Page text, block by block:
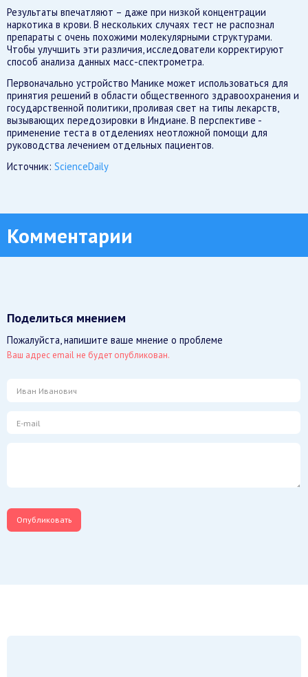
Результаты впечатляют – даже при низкой концентрации
наркотика в крови. В нескольких случаях тест не распознал
препараты с очень похожими молекулярными структурами.
Чтобы улучшить эти различия, исследователи корректируют
способ анализа данных масс-спектрометра.
Первоначально устройство Манике может использоваться для
принятия решений в области общественного здравоохранения и
государственной политики, проливая свет на типы лекарств,
вызывающих передозировки в Индиане. В перспективе -
применение теста в отделениях неотложной помощи для
руководства лечением отдельных пациентов.
Источник: ScienceDaily
Комментарии
Поделиться мнением
Пожалуйста, напишите ваше мнение о проблеме
Ваш адрес email не будет опубликован.